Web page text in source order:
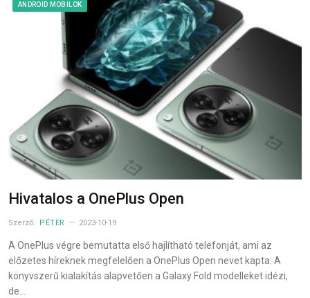
ANDROID MOBILOK
Hivatalos a OnePlus Open
Szerző: PÉTER 2023-10-19
A OnePlus végre bemutatta első hajlítható telefonját, ami az
előzetes híreknek megfelelően a OnePlus Open nevet kapta. A
könyvszerű kialakítás alapvetően a Galaxy Fold modelleket idézi,
de…